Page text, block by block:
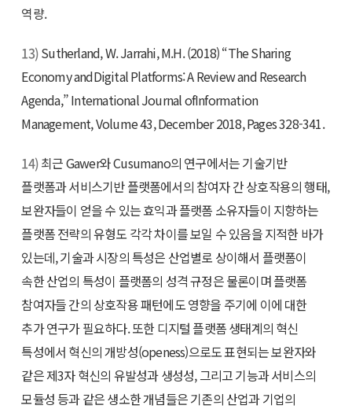
역량.
13)Sutherland, W. Jarrahi, M.H. (2018) “The Sharing
Economy andDigital Platforms: A Review and Research
Agenda,” International Journal ofInformation
Management, Volume 43, December 2018, Pages 328-341.
14)최근 Gawer와 Cusumano의 연구에서는 기술기반
플랫폼과 서비스기반 플랫폼에서의 참여자 간 상호작용의 행태,
보완자들이 얻을 수 있는 효익과 플랫폼 소유자들이 지향하는
플랫폼 전략의 유형도 각각 차이를 보일 수 있음을 지적한 바가
있는데, 기술과 시장의 특성은 산업별로 상이해서 플랫폼이
속한 산업의 특성이 플랫폼의 성격 규정은 물론이며 플랫폼
참여자들 간의 상호작용 패턴에도 영향을 주기에 이에 대한
추가 연구가 필요하다. 또한 디지털 플랫폼 생태계의 혁신
특성에서 혁신의 개방성(openess)으로도 표현되는 보완자와
같은 제3자 혁신의 유발성과 생성성, 그리고 기능과 서비스의
모듈성 등과 같은 생소한 개념들은 기존의 산업과 기업의